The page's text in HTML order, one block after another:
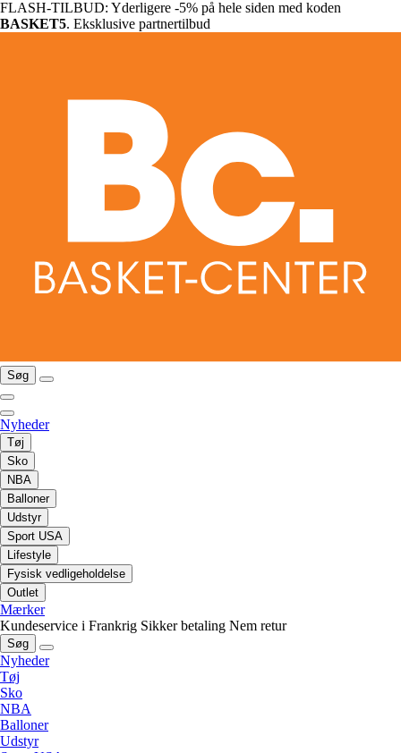
FLASH-TILBUD: Yderligere -5% på hele siden med koden
BASKET5. Eksklusive partnertilbud
Søg
Nyheder
Tøj
Sko
NBA
Balloner
Udstyr
Sport USA
Lifestyle
Fysisk vedligeholdelse
Outlet
Mærker
Kundeservice i Frankrig Sikker betaling Nem retur
Søg
Nyheder
Tøj
Sko
NBA
Balloner
Udstyr